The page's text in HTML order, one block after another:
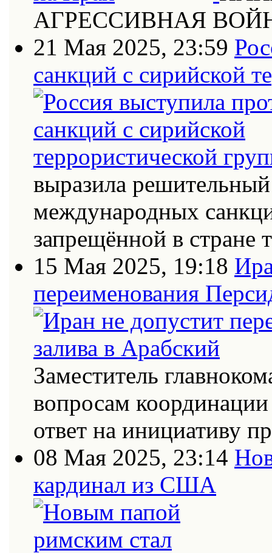
АГРЕССИВНАЯ
21 Мая 2025, 23:59
санкций с сирийской
выразила
международных
запрещённой в стране
15 Мая 2025, 19:18
переименования
Заместитель
вопросам
ответ на инициативу
08 Мая 2025, 23:14
кардинал из США